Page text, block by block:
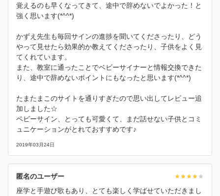
覚えるのも早くなってきて、途中で辞めないでよかった！と
強く思います(*^^*)
かずえ先生も毎回サインの進捗を聞いてくださったり、どう
やって見せたら効果的か教えてくださったり、子供をよく見
てくれています。
また、教室に通ったことでベビーサイナーと情報交換できた
り、途中で辞めないポイントにもなったと思います(*^^*)
たまたまこのサイトを通りすぎたので思い出してレビュー追
加しました☆
ベビーサイン、とっても可愛くて、まだ話せない子供とコミ
ュニケーションがとれておすすめです♪
2019年03月24日
匿名のユーザー
座学と手遊び歌もあり、とても楽しく学ばせていただきまし